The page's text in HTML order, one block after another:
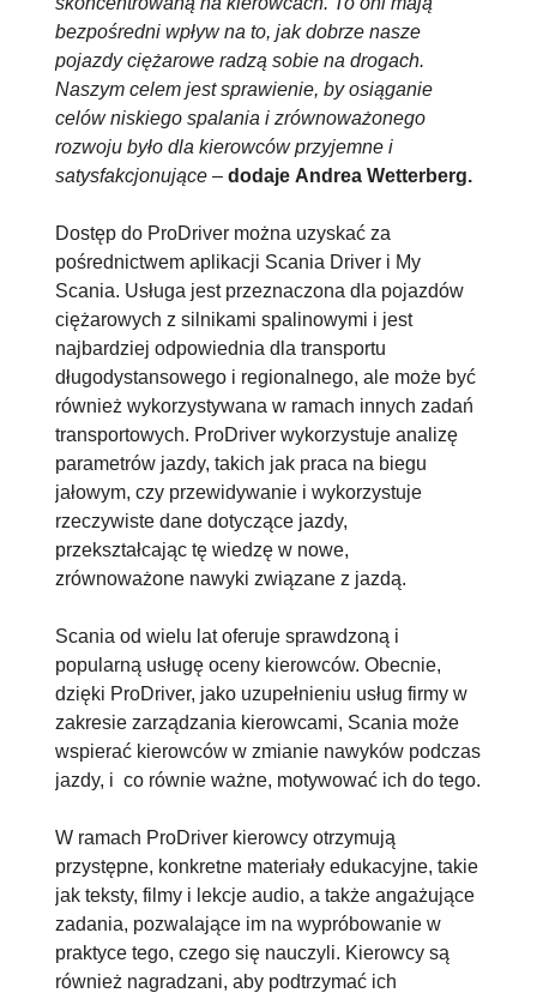
bezpośredni wpływ na to, jak dobrze nasze
pojazdy ciężarowe radzą sobie na drogach.
Naszym celem jest sprawienie, by osiąganie
celów niskiego spalania i zrównoważonego
rozwoju było dla kierowców przyjemne i
satysfakcjonujące – dodaje Andrea Wetterberg.
Dostęp do ProDriver można uzyskać za
pośrednictwem aplikacji Scania Driver i My
Scania. Usługa jest przeznaczona dla pojazdów
ciężarowych z silnikami spalinowymi i jest
najbardziej odpowiednia dla transportu
długodystansowego i regionalnego, ale może być
również wykorzystywana w ramach innych zadań
transportowych. ProDriver wykorzystuje analizę
parametrów jazdy, takich jak praca na biegu
jałowym, czy przewidywanie i wykorzystuje
rzeczywiste dane dotyczące jazdy,
przekształcając tę wiedzę w nowe,
zrównoważone nawyki związane z jazdą.
Scania od wielu lat oferuje sprawdzoną i
popularną usługę oceny kierowców. Obecnie,
dzięki ProDriver, jako uzupełnieniu usług firmy w
zakresie zarządzania kierowcami, Scania może
wspierać kierowców w zmianie nawyków podczas
jazdy, i co równie ważne, motywować ich do tego.
W ramach ProDriver kierowcy otrzymują
przystępne, konkretne materiały edukacyjne, takie
jak teksty, filmy i lekcje audio, a także angażujące
zadania, pozwalające im na wypróbowanie w
praktyce tego, czego się nauczyli. Kierowcy są
również nagradzani, aby podtrzymać ich